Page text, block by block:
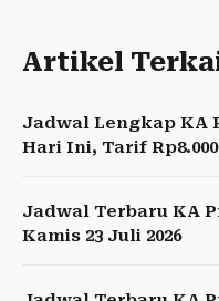
Artikel
Jadwal Lengkap KA
Hari Ini, Tarif Rp8.000
Jadwal Terbaru KA
Kamis 23 Juli 2026